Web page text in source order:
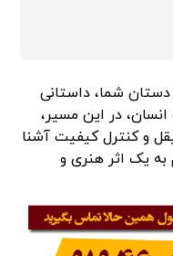
شما، داستانی
در این مسیر،
و کنترل کیفیت آشنا
به یک اثر هنری و